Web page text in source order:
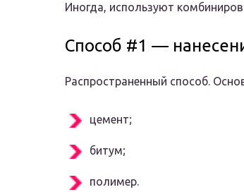
Иногда, используют
Способ #1 —
Распространенный способ.
цемент;
битум;
полимер.